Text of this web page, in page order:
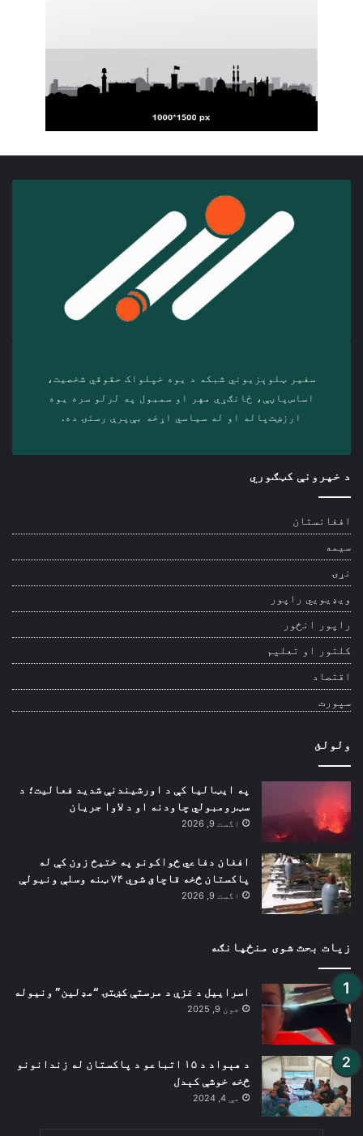
سفیر ټلوېزیوني شبکه د‎ یوه خپلواک حقوقي شخصیت،
اساس‌پاڼې، ځانګړي مهر او سمبول په لرلو سره ‎یوه
ارزښت‌پاله او ‎له سیاسي اړخه بې‌پرې رسنۍ ده.
د خپرونې کټګوري
افغانستان
سیمه
نړۍ
ویډیويي راپور
راپور انځور
کلتور او تعلیم
اقتصاد
سپورت
ولولئ
په ایټالیا کې د اورشیندنې شدید فعالیت؛ د
سټرومبولي چاودنه او د لاوا جریان
اگست 9, 2026
افغان دفاعي ځواکونو په ختیځ زون کې له
پاکستان څخه قاچاق شوي ۷۴ ټنه وسلې ونیولې
اگست 9, 2026
زیات بحث شوی منځپانګه
اسراییل د غزې د مرستې کښتۍ “مډلین” ونیوله
جون 9, 2025
د هېواد د ۱۵ اتباعو د پاکستان له زندانونو
څخه خوشې کېدل
مې 4, 2024